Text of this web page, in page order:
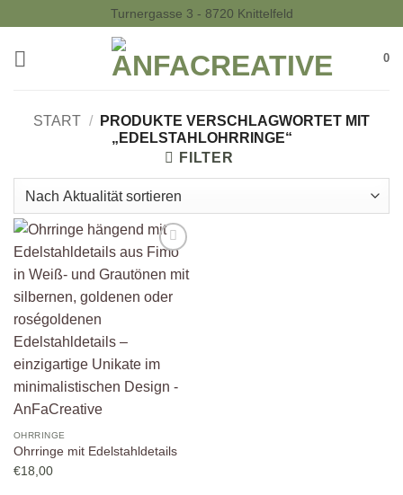
springen
Turnergasse 3 - 8720 Knittelfeld
0
START /
PRODUKTE VERSCHLAGWORTET MIT
„EDELSTAHLOHRRINGE“
FILTER
Wunschliste
OHRRINGE
Ohrringe mit Edelstahldetails
€18,00